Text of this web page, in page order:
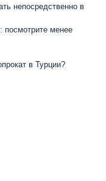
непосредственно в
посмотрите менее
в Турции?